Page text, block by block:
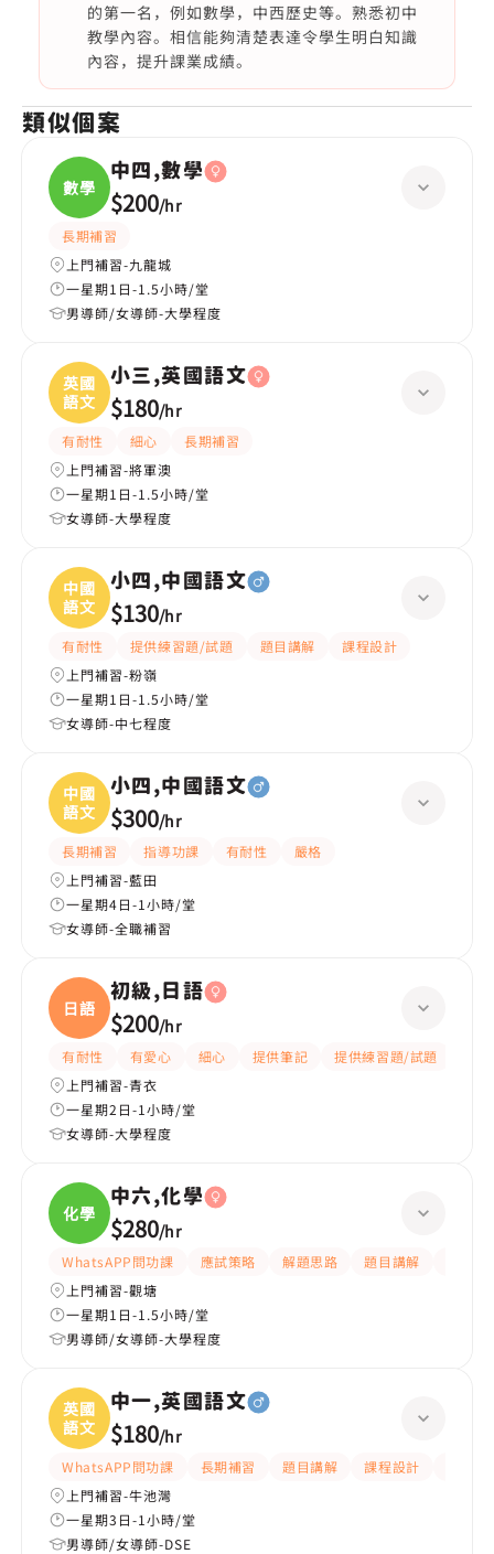
的第一名，例如數學，中西歷史等。熟悉初中
教學內容。相信能夠清楚表達令學生明白知識
內容，提升課業成績。
類似個案
數學
中四,數學
$200/hr
長期補習
上門補習-九龍城
一星期1日-1.5小時/堂
男導師/女導師-大學程度
英國
語文
小三,英國語文
$180/hr
有耐性 細心
長期補習
上門補習-將軍澳
一星期1日-1.5小時/堂
女導師-大學程度
中國
語文
小四,中國語文
$130/hr
有耐性 提供練習題/試題 題目講解
課程設計
上門補習-粉嶺
一星期1日-1.5小時/堂
女導師-中七程度
中國
語文
小四,中國語文
$300/hr
長期補習 指導功課 有耐性
嚴格
上門補習-藍田
一星期4日-1小時/堂
女導師-全職補習
日語
初級,日語
$200/hr
有耐性 有愛心 細心 提供筆記 提供練習題/試題
上門補習-青衣
一星期2日-1小時/堂
女導師-大學程度
化學
中六,化學
$280/hr
WhatsAPP問功課 應試策略 解題思路 題目講解
上門補習-觀塘
一星期1日-1.5小時/堂
男導師/女導師-大學程度
英國
語文
中一,英國語文
$180/hr
WhatsAPP問功課 長期補習 題目講解 課程設計
上門補習-牛池灣
一星期3日-1小時/堂
男導師/女導師-DSE